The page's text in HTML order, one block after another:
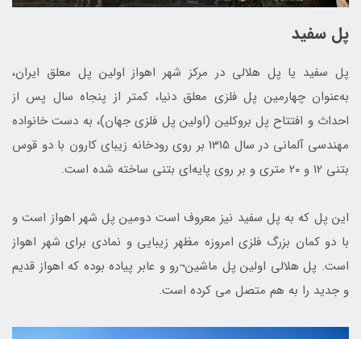
پل سفید
پل سفید یا پل هلالی در مركز شهر اهواز اولین پل معلق ایران،
به‌عنوان چهارمین پل فلزی معلق دنیا، کمتر از پنجاه سال پس از
احداث و افتتاح پل بروکلین (اولین پل فلزی جهان)، به دست خانواده
مهندسی آلمانی در سال 1315 بر روی رودخانه زیبای کارون با دو قوس
بتنی 12 و 20 متری و بر روی پایه‌ای بتنی ساخته شده است.
این پل که به پل سفید نیز معروف است دومین پل شهر اهواز است و
با دو كمان بزرگ فلزی امروزه مظهر زیبایی و نمادی برای شهر اهواز
است. پل هلالی اولین پل ماشین¬رو و عابر پیاده بوده که اهواز قدیم
و جدید را به هم متصل می ‌کرده است.